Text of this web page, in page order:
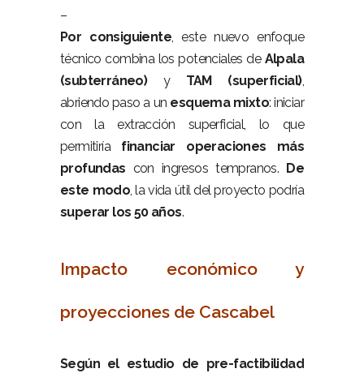
–
Por consiguiente, este nuevo enfoque
técnico combina los potenciales de Alpala
(subterráneo)y TAM (superficial),
abriendo paso a un esquema mixto: iniciar
con la extracción superficial, lo que
permitiría financiar operaciones más
profundas con ingresos tempranos. De
este modo, la vida útil del proyecto podría
superar los 50 años.
Impacto económico y
proyecciones de Cascabel
Según el estudio de pre-factibilidad